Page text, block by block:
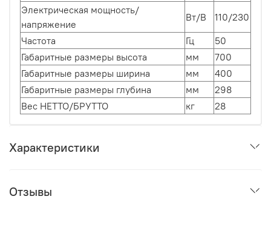
Электрическая мощность/
напряжение
Вт/В
110/230
Частота
Гц
50
Габаритные размеры высота
мм
700
Габаритные размеры ширина
мм
400
Габаритные размеры глубина
мм
298
Вес НЕТТО/БРУТТО
кг 28
Характеристики
Отзывы